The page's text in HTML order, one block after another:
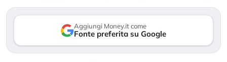
Aggiungi Money.it come
Fonte preferita su Google